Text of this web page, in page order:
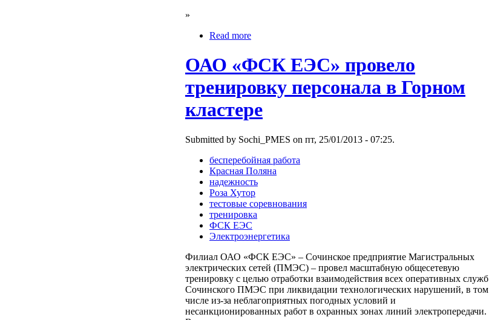
»
Read more
ОАО «ФСК ЕЭС» провело
тренировку персонала в Горном
кластере
Submitted by Sochi_PMES on пт, 25/01/2013 - 07:25.
бесперебойная работа
Красная Поляна
надежность
Роза Хутор
тестовые соревнования
тренировка
ФСК ЕЭС
Электроэнергетика
Филиал ОАО «ФСК ЕЭС» – Сочинское предприятие Магистральных
электрических сетей (ПМЭС) – провел масштабную общесетевую
тренировку с целью отработки взаимодействия всех оперативных служб
Сочинского ПМЭС при ликвидации технологических нарушений, в том
числе из-за неблагоприятных погодных условий и
несанкционированных работ в охранных зонах линий электропередачи.